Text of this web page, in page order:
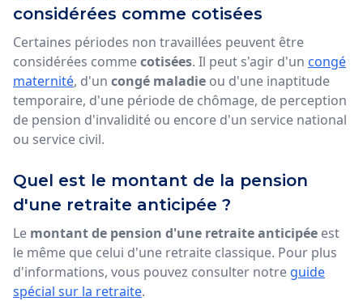
considérées comme cotisées
Certaines périodes non travaillées peuvent être
considérées commecotisées. Il peut s'agir d'un congé
maternité, d'un congé maladie ou d'une inaptitude
temporaire, d'une période de chômage, de perception
de pension d'invalidité ou encore d'un service national
ou service civil.
Quel est le montant de la pension
d'une retraite anticipée ?
Le montant de pension d'une retraite anticipée est
le même que celui d'une retraite classique. Pour plus
d'informations, vous pouvez consulter notre guide
spécial sur la retraite.